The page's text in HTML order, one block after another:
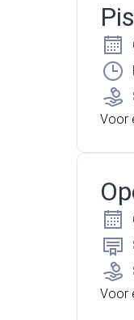
s
Voor
aan
Voor